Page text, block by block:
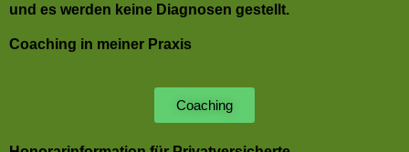
und es werden keine Diagnosen gestellt.
Coaching in meiner Praxis
Coaching